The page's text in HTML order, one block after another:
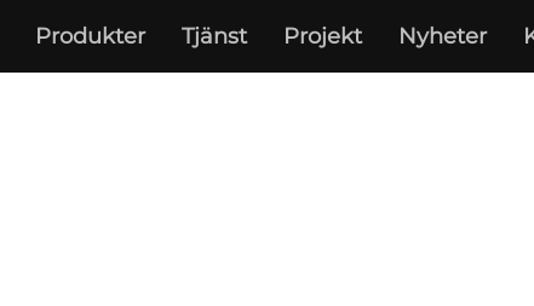
Produkter Tjänst Projekt Nyheter